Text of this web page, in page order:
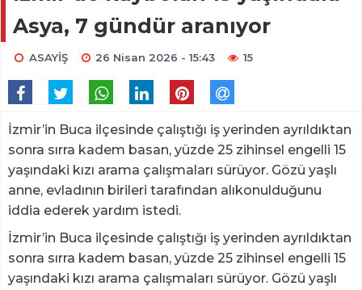
Asya, 7 gündür aranıyor
ASAYİŞ 26 Nisan 2026 - 15:43 15
İzmir’in Buca ilçesinde çalıştığı iş yerinden ayrıldıktan
sonra sırra kadem basan, yüzde 25 zihinsel engelli 15
yaşındaki kızı arama çalışmaları sürüyor. Gözü yaşlı
anne, evladının birileri tarafından alıkonulduğunu
iddia ederek yardım istedi.
İzmir’in Buca ilçesinde çalıştığı iş yerinden ayrıldıktan
sonra sırra kadem basan, yüzde 25 zihinsel engelli 15
yaşındaki kızı arama çalışmaları sürüyor. Gözü yaşlı